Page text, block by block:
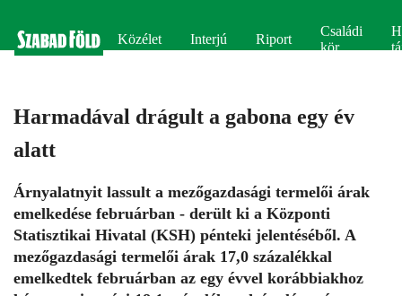
Közélet Interjú Riport
Családi
kör
Harmadával drágult a gabona egy év
alatt
Árnyalatnyit lassult a mezőgazdasági termelői árak
emelkedése februárban - derült ki a Központi
Statisztikai Hivatal (KSH) pénteki jelentéséből. A
mezőgazdasági termelői árak 17,0 százalékkal
emelkedtek februárban az egy évvel korábbiakhoz